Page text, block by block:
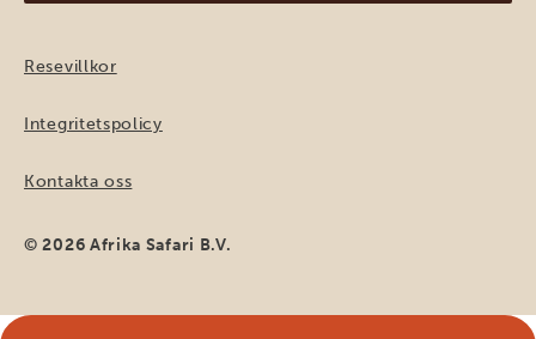
Resevillkor
Integritetspolicy
Kontakta oss
© 2026 Afrika Safari B.V.